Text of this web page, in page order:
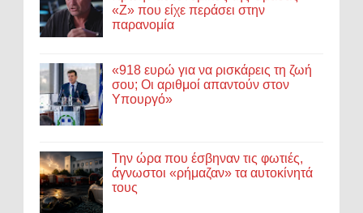
«Ζ» που είχε περάσει στην
παρανομία
«918 ευρώ για να ρισκάρεις τη ζωή
σου; Οι αριθμοί απαντούν στον
Υπουργό»
Την ώρα που έσβηναν τις φωτιές,
άγνωστοι «ρήμαζαν» τα αυτοκίνητά
τους